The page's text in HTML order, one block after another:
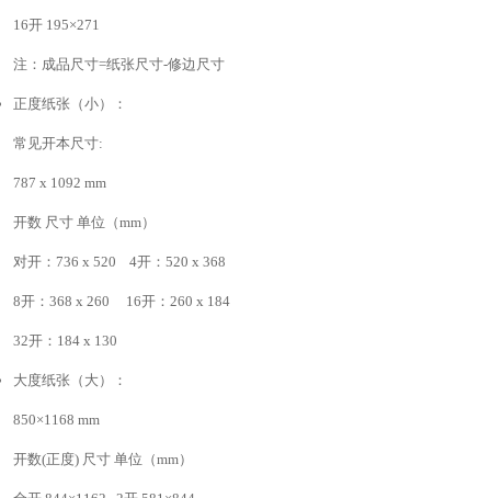
16开 195×271
注：成品尺寸=纸张尺寸-修边尺寸
正度纸张（小）：
常见开本尺寸:
787 x 1092 mm
开数 尺寸 单位（mm）
对开：736 x 520 4开：520 x 368
8开：368 x 260 16开：260 x 184
32开：184 x 130
大度纸张（大）：
850×1168 mm
开数(正度) 尺寸 单位（mm）